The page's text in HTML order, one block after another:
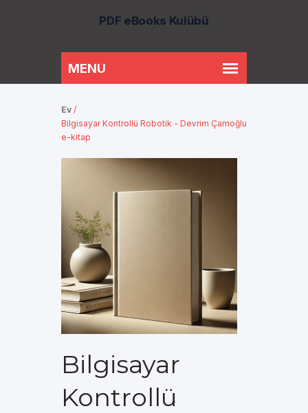
PDF eBooks Kulübü
Ev /
Bilgisayar Kontrollü Robotik - Devrim Çamoğlu
e-kitap
Bilgisayar
Kontrollü